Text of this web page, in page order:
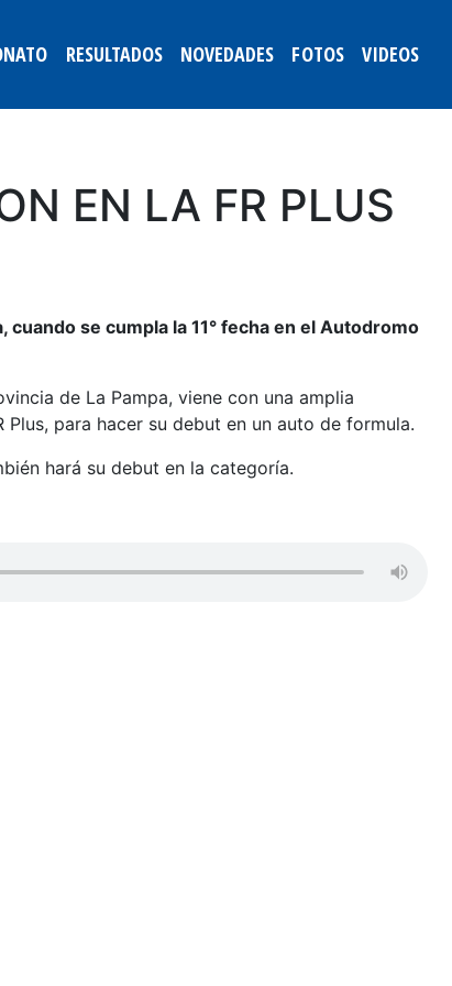
RESULTADOS NOVEDADES FOTOS VIDEOS
EN LA FR PLUS
se cumpla la 11° fecha en el Autodromo
de La Pampa, viene con una amplia
para hacer su debut en un auto de formula.
hará su debut en la categoría.